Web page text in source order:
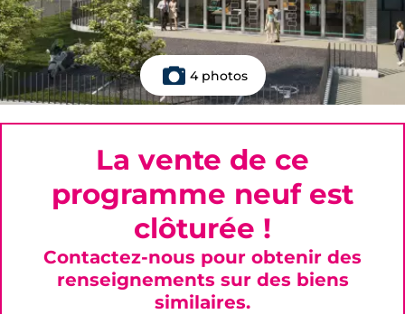
4 photos
La vente de ce
programme neuf est
clôturée !
Contactez-nous pour obtenir des
renseignements sur des biens
similaires.